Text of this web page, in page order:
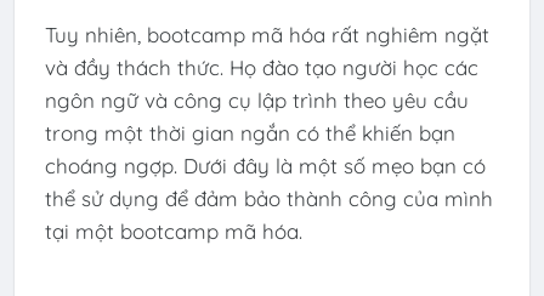
Tuy nhiên, bootcamp mã hóa rất nghiêm ngặt
và đầy thách thức. Họ đào tạo người học các
ngôn ngữ và công cụ lập trình theo yêu cầu
trong một thời gian ngắn có thể khiến bạn
choáng ngợp. Dưới đây là một số mẹo bạn có
thể sử dụng để đảm bảo thành công của mình
tại một bootcamp mã hóa.